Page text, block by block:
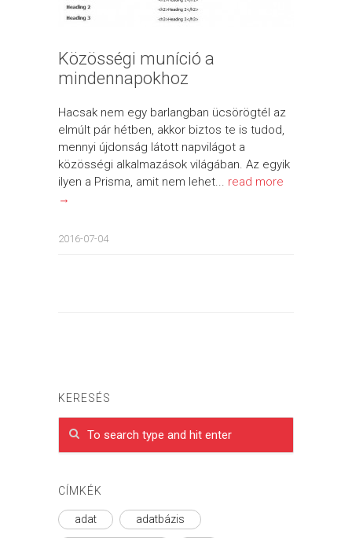
Közösségi muníció a
mindennapokhoz
Hacsak nem egy barlangban ücsörögtél az
elmúlt pár hétben, akkor biztos te is tudod,
mennyi újdonság látott napvilágot a
közösségi alkalmazások világában. Az egyik
ilyen a Prisma, amit nem lehet... read more
→
2016-07-04
KERESÉS
CÍMKÉK
adat adatbázis